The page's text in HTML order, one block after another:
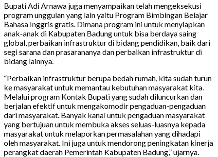
Bupati Adi Arnawa juga menyampaikan telah mengeksekusi
program unggulan yang lain yaitu Program Bimbingan Belajar
Bahasa Inggris gratis. Dimana program ini untuk menyiapkan
anak-anak di Kabupaten Badung untuk bisa berdaya saing
global, perbaikan infrastruktur di bidang pendidikan, baik dari
segi sarana dan prasarananya dan perbaikan infrastruktur di
bidang lainnya.
“Perbaikan infrastruktur berupa bedah rumah, kita sudah turun
ke masyarakat untuk memantau kebutuhan masyarakat kita.
Melalui program Kontak Bupati yang sudah diluncurkan dan
berjalan efektif untuk mengakomodir pengaduan-pengaduan
dari masyarakat. Banyak kanal untuk pengaduan masyarakat
yang bertujuan untuk membuka akses seluas-luasnya kepada
masyarakat untuk melaporkan permasalahan yang dihadapi
oleh masyarakat. Ini juga untuk mendorong peningkatan kinerja
perangkat daerah Pemerintah Kabupaten Badung,” ujarnya.